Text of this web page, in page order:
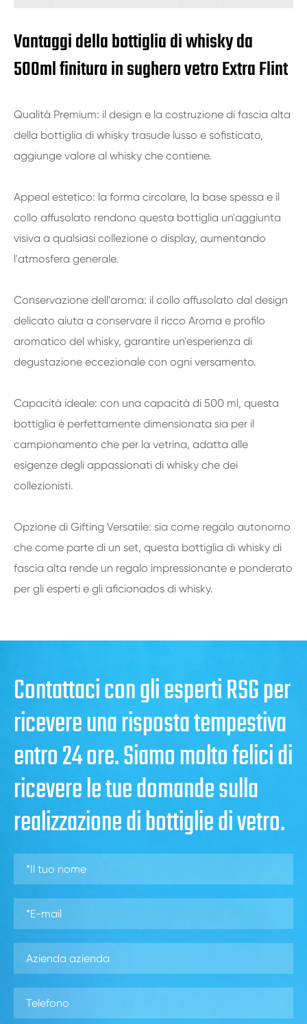
Vantaggi della bottiglia di whisky da
500ml finitura in sughero vetro Extra Flint
Qualità Premium: il design e la costruzione di fascia alta
della bottiglia di whisky trasude lusso e sofisticato,
aggiunge valore al whisky che contiene.
Appeal estetico: la forma circolare, la base spessa e il
collo affusolato rendono questa bottiglia un'aggiunta
visiva a qualsiasi collezione o display, aumentando
l'atmosfera generale.
Conservazione dell'aroma: il collo affusolato dal design
delicato aiuta a conservare il ricco Aroma e profilo
aromatico del whisky, garantire un'esperienza di
degustazione eccezionale con ogni versamento.
Capacità ideale: con una capacità di 500 ml, questa
bottiglia è perfettamente dimensionata sia per il
campionamento che per la vetrina, adatta alle
esigenze degli appassionati di whisky che dei
collezionisti.
Opzione di Gifting Versatile: sia come regalo autonomo
che come parte di un set, questa bottiglia di whisky di
fascia alta rende un regalo impressionante e ponderato
per gli esperti e gli aficionados di whisky.
Contattaci con gli esperti RSG per
ricevere una risposta tempestiva
entro 24 ore. Siamo molto felici di
ricevere le tue domande sulla
realizzazione di bottiglie di vetro.